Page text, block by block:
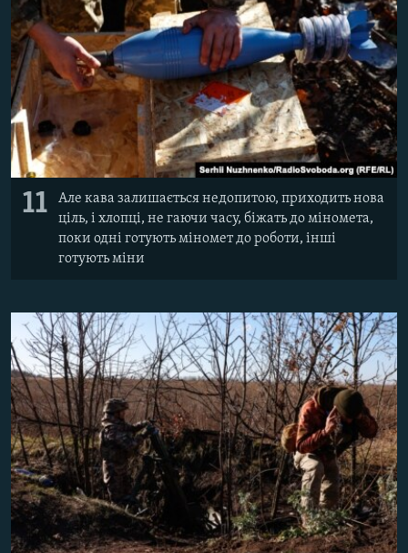
11
Але кава залишається недопитою, приходить нова
ціль, і хлопці, не гаючи часу, біжать до міномета,
поки одні готують міномет до роботи, інші
готують міни